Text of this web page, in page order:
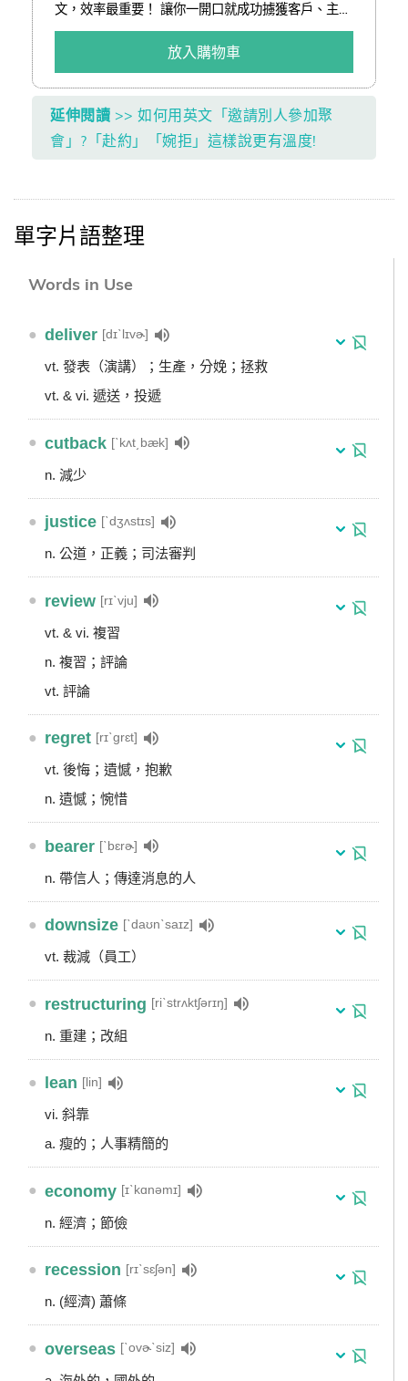
文，效率最重要！ 讓你一開口就成功擄獲客戶、主管
前提醒】書本內電子書序號兌換期限至2026年底，
購買後請盡快兌換。謝謝。
放入購物車
延伸閱讀 >> 如何用英文「邀請別人參加聚
會」?「赴約」「婉拒」這樣說更有溫度!
單字片語整理
Words in Use
● deliver [dɪˋlɪvɚ]
vt. 發表（演講）；生產，分娩；拯救
vt. & vi. 遞送，投遞
● cutback [ˋkʌt͵bæk]
n. 減少
● justice [ˋdʒʌstɪs]
n. 公道，正義；司法審判
● review [rɪˋvju]
vt. & vi. 複習
n. 複習；評論
vt. 評論
● regret [rɪˋgrɛt]
vt. 後悔；遺憾，抱歉
n. 遺憾；惋惜
● bearer [ˋbɛrɚ]
n. 帶信人；傳達消息的人
● downsize [ˋdaʊnˋsaɪz]
vt. 裁減（員工）
● restructuring [riˋstrʌktʃərɪŋ]
n. 重建；改組
● lean [lin]
vi. 斜靠
a. 瘦的；人事精簡的
● economy [ɪˋkɑnəmɪ]
n. 經濟；節儉
● recession [rɪˋsɛʃən]
n. (經濟) 蕭條
● overseas [ˋovɚˋsiz]